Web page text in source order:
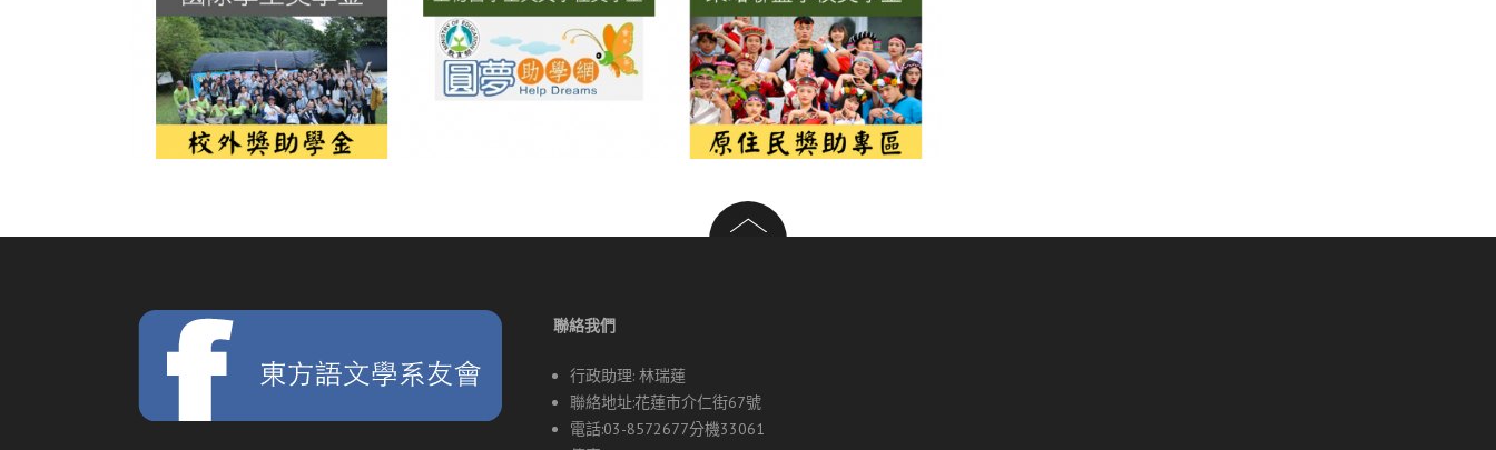
聯絡我們
行政助理: 林瑞蓮
聯絡地址:花蓮市介仁街67號
電話:03-8572677分機33061